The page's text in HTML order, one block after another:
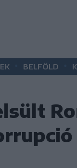
BELFÖLD